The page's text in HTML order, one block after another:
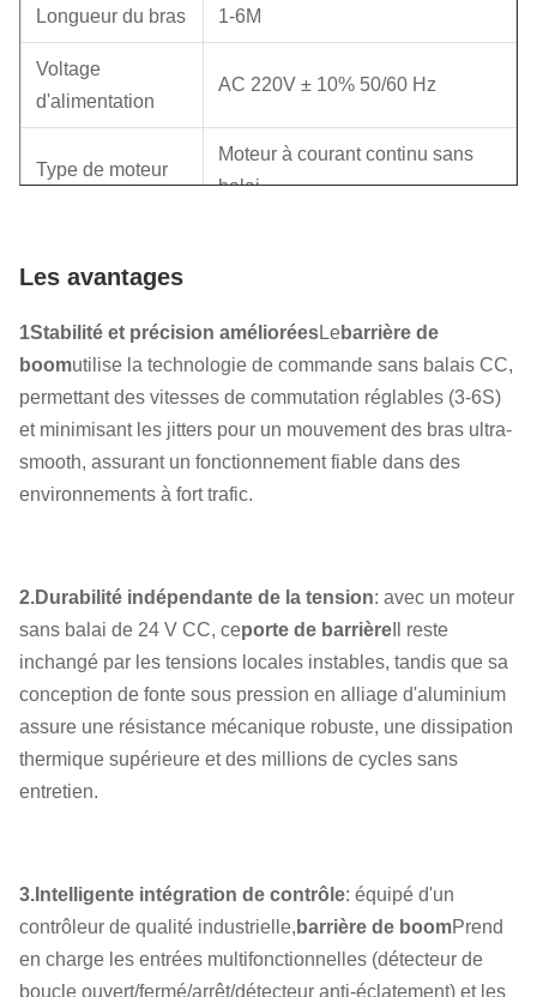
Longueur du bras 1-6M
Voltage
d'alimentation
AC 220V ± 10% 50/60 Hz
Type de moteur
Moteur à courant continu sans
balai
Courant nominal
ou de pointe
Humidité 5% à 95%
Caractéristiques
de sécurité et de
contrôle
Détecteur anti-collision/détecteur
Les avantages
1Stabilité et précision amélioréesLebarrière de
boomutilise la technologie de commande sans balais CC,
permettant des vitesses de commutation réglables (3-6S)
et minimisant les jitters pour un mouvement des bras ultra-
smooth, assurant un fonctionnement fiable dans des
environnements à fort trafic.
2.Durabilité indépendante de la tension: avec un moteur
sans balai de 24 V CC, ceporte de barrière Il reste
inchangé par les tensions locales instables, tandis que sa
conception de fonte sous pression en alliage d'aluminium
assure une résistance mécanique robuste, une dissipation
thermique supérieure et des millions de cycles sans
entretien.
3.Intelligente intégration de contrôle: équipé d'un
contrôleur de qualité industrielle, barrière de boomPrend
en charge les entrées multifonctionnelles (détecteur de
boucle ouvert/fermé/arrêt/détecteur anti-éclatement) et les